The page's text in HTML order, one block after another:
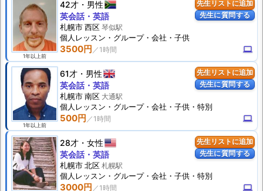
先生リストに追加
先生に質問する
1年以上前
42才 男性
3500円 computer
英会話・英語
札幌市 西区 琴似駅
個人 レッスン ・グループ・会社・子供
先生リストに追加
先生に質問する
1年以上前
61才 男性
500円 computer
英会話・英語
札幌市 南区 大通駅
個人 レッスン ・グループ・会社・子供・特別
先生リストに追加
先生に質問する
28才 女性
3000円 computer
英会話・英語
札幌市 北区 札幌駅
個人 レッスン ・グループ・会社・子供・特別